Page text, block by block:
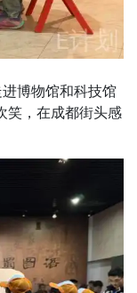
博物馆和科技馆
笑，在成都街头感